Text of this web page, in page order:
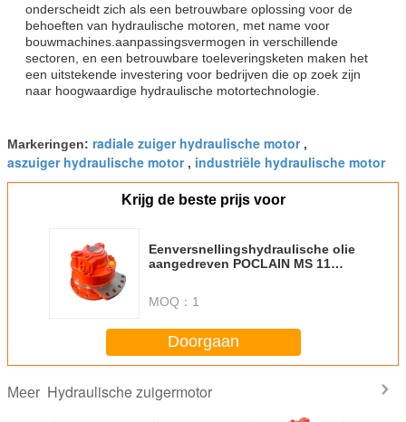
onderscheidt zich als een betrouwbare oplossing voor de
behoeften van hydraulische motoren, met name voor
bouwmachines.aanpassingsvermogen in verschillende
sectoren, en een betrouwbare toeleveringsketen maken het
een uitstekende investering voor bedrijven die op zoek zijn
naar hoogwaardige hydraulische motortechnologie.
Markeringen: radiale zuiger hydraulische motor,
aszuiger hydraulische motor, industriële hydraulische motor
Krijg de beste prijs voor
Eenversnellingshydraulische olie
aangedreven POCLAIN MS 11
zware machines
MOQ： 1
Doorgaan
Meer Hydraulische zuigermotor